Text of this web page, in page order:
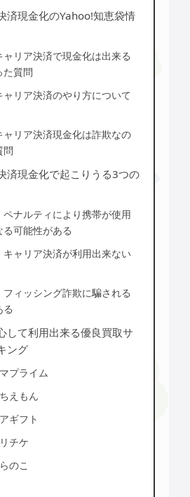
済現金化のYahoo!知恵袋情
リア決済で現金化は出来る
た質問
リア決済のやり方について
リア決済現金化は詐欺なの
問
済現金化で起こりうる3つの
ナルティにより携帯が使用
る可能性がある
ャリア決済が利用出来ない
ィッシング詐欺に騙される
る
して利用出来る優良買取サ
ング
プライム
えもん
ギフト
チケ
のこ